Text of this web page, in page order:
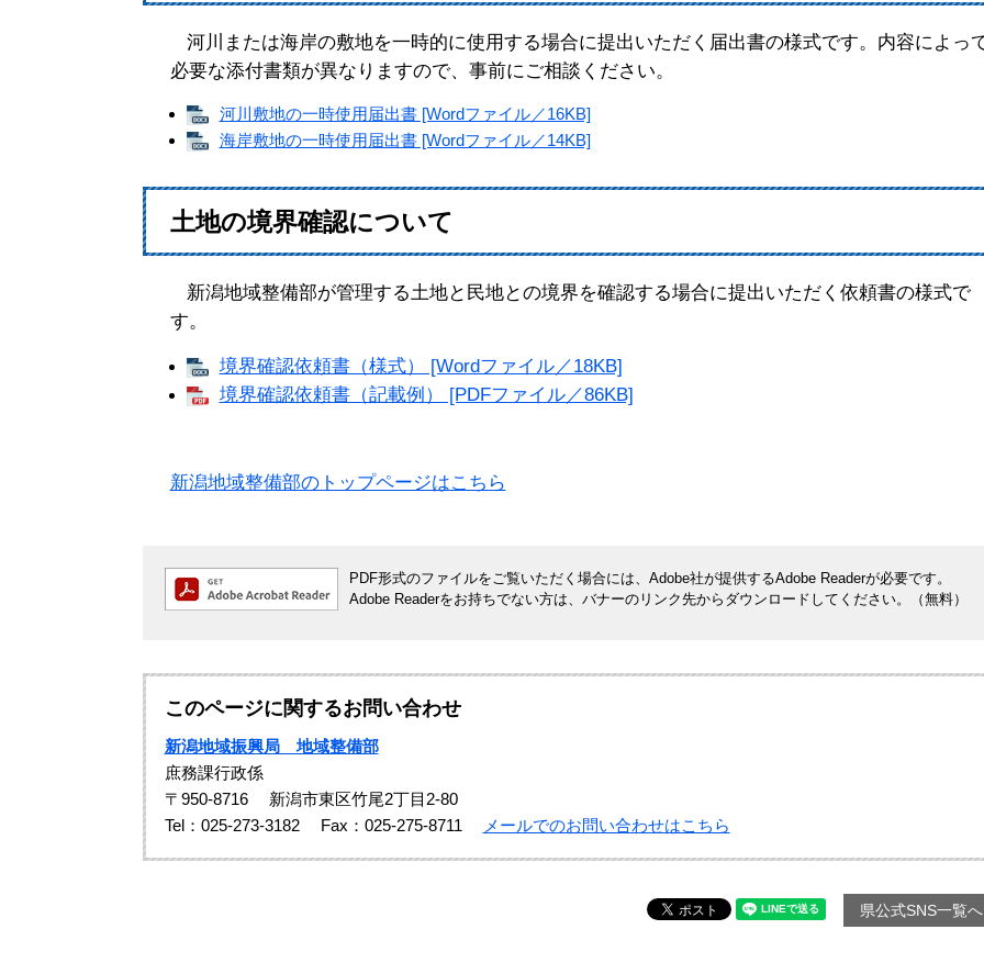
河川または海岸の敷地を一時的に使用する場合に提出いただく届出書の様式です。内容によっ
必要な添付書類が異なりますので、事前にご相談ください。
河川敷地の一時使用届出書 [Wordファイル／16KB]
海岸敷地の一時使用届出書 [Wordファイル／14KB]
土地の境界確認について
新潟地域整備部が管理する土地と民地との境界を確認する場合に提出いただく依頼書の様式で
す。
境界確認依頼書（様式） [Wordファイル／18KB]
境界確認依頼書（記載例） [PDFファイル／86KB]
新潟地域整備部のトップページはこちら
PDF形式のファイルをご覧いただく場合には、Adobe社が提供するAdobe Readerが必要です。
Adobe Readerをお持ちでない方は、バナーのリンク先からダウンロードしてください。（無料）
このページに関するお問い合わせ
新潟地域振興局 地域整備部
庶務課行政係
〒950-8716
新潟市東区竹尾2丁目2-80
Tel：025-273-3182
Fax：025-275-8711 メールでのお問い合わせはこちら
県公式SNS一覧へ